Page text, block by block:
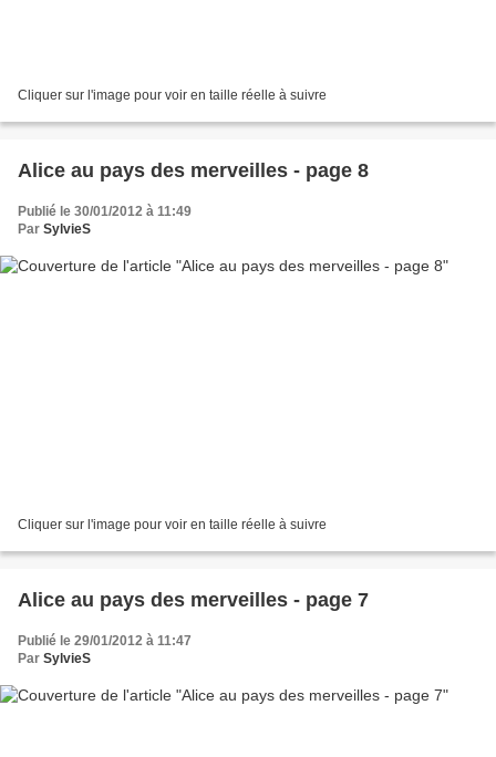
Cliquer sur l'image pour voir en taille réelle à suivre
Alice au pays des merveilles - page 8
Publié le 30/01/2012 à 11:49
Par SylvieS
Cliquer sur l'image pour voir en taille réelle à suivre
Alice au pays des merveilles - page 7
Publié le 29/01/2012 à 11:47
Par SylvieS